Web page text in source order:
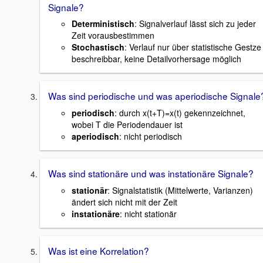
Signale?
Deterministisch: Signalverlauf lässt sich zu jeder
Zeit vorausbestimmen
Stochastisch: Verlauf nur über statistische Gestze
beschreibbar, keine Detailvorhersage möglich
Was sind periodische und was aperiodische
periodisch: durch x(t+T)=x(t) gekennzeichnet,
wobei T die Periodendauer ist
aperiodisch: nicht periodisch
Was sind stationäre und was instationäre Signale?
stationär: Signalstatistik (Mittelwerte, Varianzen)
ändert sich nicht mit der Zeit
instationäre: nicht stationär
Was ist eine Korrelation?